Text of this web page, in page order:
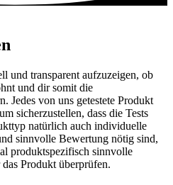
und transparent aufzuzeigen, ob
und dir somit die
Jedes von uns getestete Produkt
sicherzustellen, dass die Tests
natürlich auch individuelle
sinnvolle Bewertung nötig sind,
produktspezifisch sinnvolle
Produkt überprüfen.